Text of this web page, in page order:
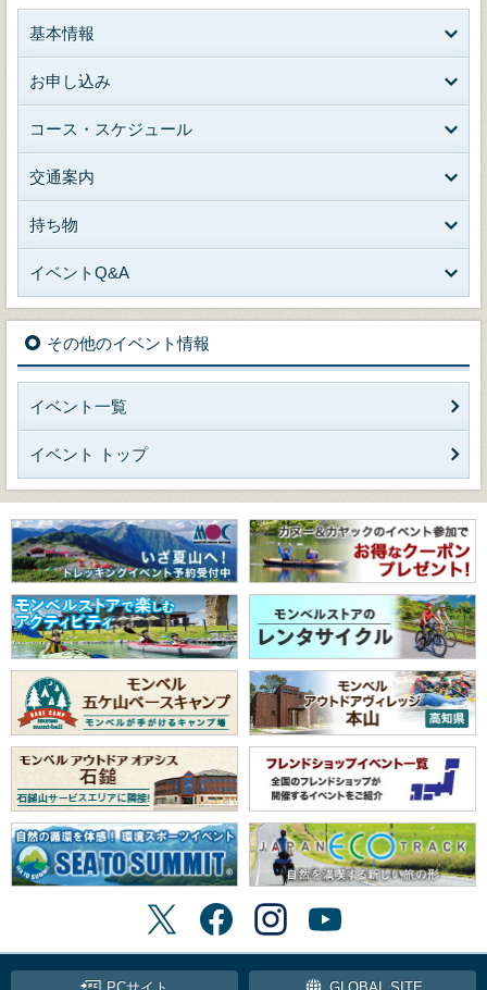
基本情報
お申し込み
コース・スケジュール
交通案内
持ち物
イベントQ&A
その他のイベント情報
イベント一覧
イベント トップ